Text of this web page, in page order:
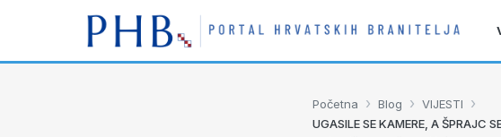
Početna › Blog › VIJESTI ›
UGASILE SE KAMERE, A ŠPRAJC